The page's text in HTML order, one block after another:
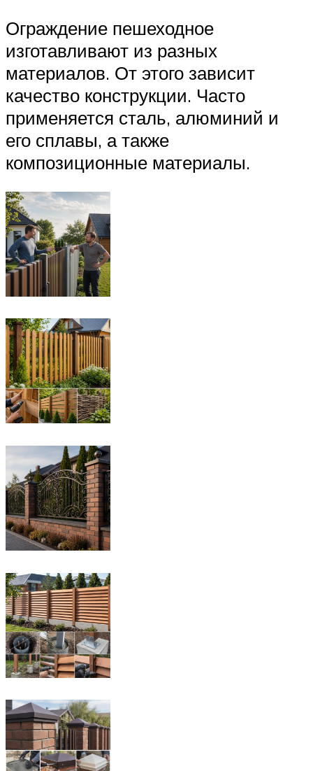
Ограждение пешеходное
изготавливают из разных
материалов. От этого зависит
качество конструкции. Часто
применяется сталь, алюминий и
его сплавы, а также
композиционные материалы.